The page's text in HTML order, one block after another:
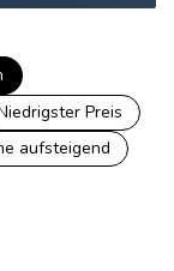
Preis
aufsteigend